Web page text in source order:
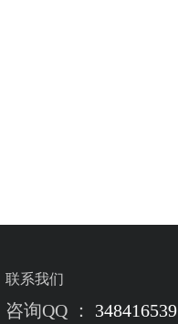
联系我们
咨询QQ ： 348416539